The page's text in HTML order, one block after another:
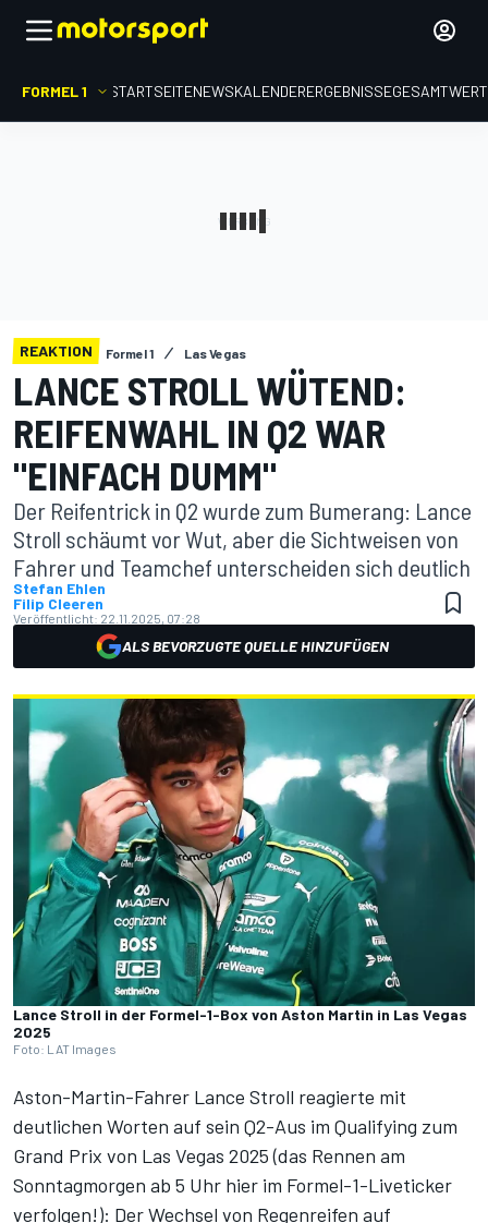
FORMEL 1 STARTSEITENEWSKALENDERERGEBNISSE
REAKTION Formel 1 Las Vegas
LANCE STROLL WÜTEND:
REIFENWAHL IN Q2 WAR
"EINFACH DUMM"
Der Reifentrick in Q2 wurde zum Bumerang: Lance
Stroll schäumt vor Wut, aber die Sichtweisen von
Fahrer und Teamchef unterscheiden sich deutlich
Stefan Ehlen
Filip Cleeren
Veröffentlicht: 22.11.2025, 07:28
ALS BEVORZUGTE QUELLE HINZUFÜGEN
Lance Stroll in der Formel-1-Box von Aston Martin in Las Vegas
2025
Foto: LAT Images
Aston-Martin-Fahrer Lance Stroll reagierte mit
deutlichen Worten auf sein Q2-Aus im Qualifying zum
Grand Prix von Las Vegas 2025 (das Rennen am
Sonntagmorgen ab 5 Uhr hier im Formel-1-Liveticker
verfolgen!): Der Wechsel von Regenreifen auf